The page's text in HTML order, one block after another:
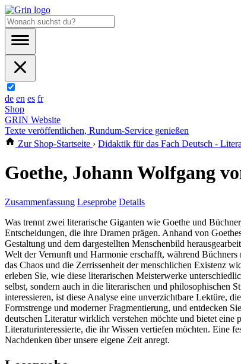
de en es fr
Shop
GRIN Website
Texte veröffentlichen, Rundum-Service genießen
Zur Shop-Startseite › Didaktik für das Fach Deutsch -
Goethe, Johann Wolfgang
Zusammenfassung Leseprobe Details
Was trennt zwei literarische Giganten wie Goethe und
Entscheidungen, die ihre Dramen prägen. Anhand von
Gestaltung und dem dargestellten Menschenbild
Welt der Vernunft und Harmonie erschafft, während
das Chaos und die Zerrissenheit der menschlichen Existenz
erleben Sie, wie diese literarischen Meisterwerke
selbst, sondern auch in die literarischen und philosophischen
interessieren, ist diese Analyse eine unverzichtbare Lektüre,
Formstrenge und moderner Fragmentierung, und entdecken
deutschen Literatur wirklich verstehen möchte und bietet
Literaturinteressierte, die ihr Wissen vertiefen möchten. Eine
Nachdenken über unsere eigene Zeit anregt.